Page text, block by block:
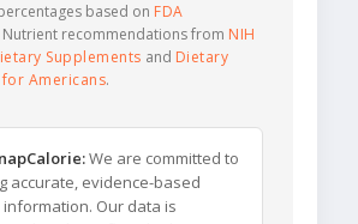
based on FDA
Nutrient recommendations from NIH
Supplements and Dietary
Americans.
We are committed to
accurate, evidence-based
Our data is